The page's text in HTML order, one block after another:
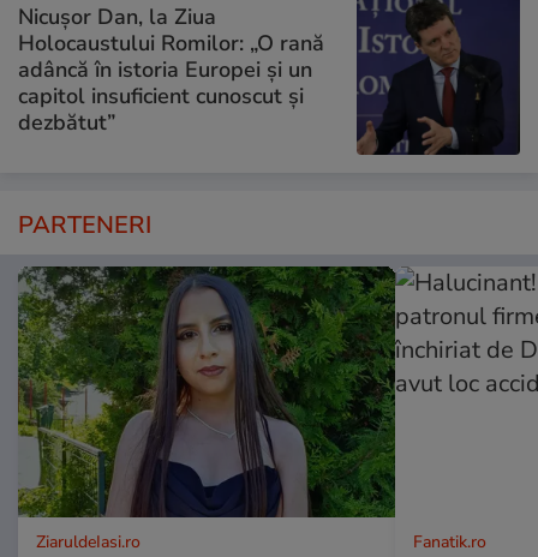
Nicuşor Dan, la Ziua
Holocaustului Romilor: „O rană
adâncă în istoria Europei și un
capitol insuficient cunoscut și
dezbătut”
PARTENERI
ZiaruldeIasi.ro Fanatik.ro